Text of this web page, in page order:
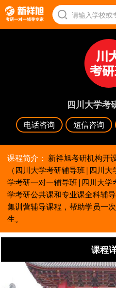
四川大学考
电话咨询 短信咨询
课程简介： 新祥旭考研机构开
（四川大学考研辅导班|四川
学考研一对一辅导班|四川大学
学考研公共课和专业课全科辅
集训营辅导课程，帮助学员一
生。
课程